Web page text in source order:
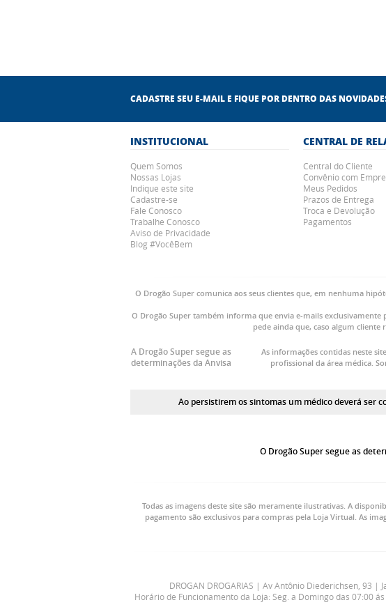
CADASTRE SEU E-MAIL E FIQUE POR DENTRO DAS
INSTITUCIONAL
Quem Somos
Nossas Lojas
Indique este site
Cadastre-se
Fale Conosco
Trabalhe Conosco
Aviso de Privacidade
Blog #VocêBem
CENTRAL DE
Central do Cliente
Convênio com
Meus Pedidos
Prazos de Entrega
Troca e Devolução
Pagamentos
O Drogão Super comunica aos seus clientes que, em nenhuma
O Drogão Super também informa que envia e-mails
pede ainda que, caso algum cliente
A Drogão Super segue as
determinações da Anvisa
As informações contidas neste
profissional da área médica.
Ao persistirem os sintomas um médico deverá ser
O Drogão Super segue as
Todas as imagens deste site são meramente ilustrativas. A
pagamento são exclusivos para compras pela Loja Virtual. As
DROGAN DROGARIAS | Av Antônio Diederichsen, 93 |
Horário de Funcionamento da Loja: Seg. a Domingo das 07:00